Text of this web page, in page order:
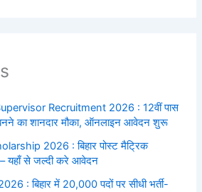
Recruitment 2026 : 12वीं पास
का शानदार मौका, ऑनलाइन आवेदन शुरू
2026 : बिहार पोस्ट मैट्रिक
यहाँ से जल्दी करे आवेदन
: बिहार में 20,000 पदों पर सीधी भर्ती-